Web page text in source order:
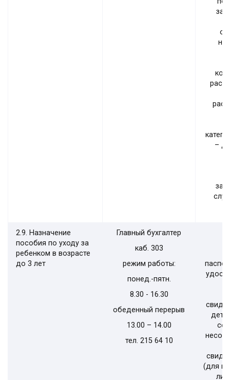
–
2.9. Назначение
пособия по уходу за
ребенком в возрасте
до 3 лет
Главный бухгалтер
каб. 303
режим работы:
понед.-пятн.
8.30 - 16.30
обеденный перерыв
13.00 – 14.00
тел. 215 64 10
(для